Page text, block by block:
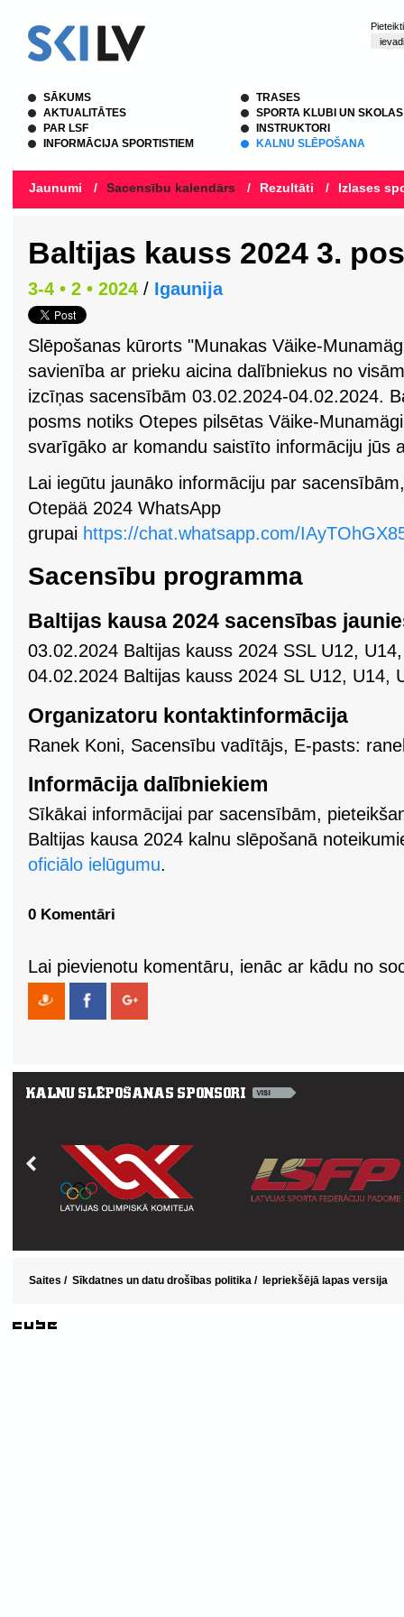
SĀKUMS
AKTUALITĀTES
PAR LSF
INFORMĀCIJA SPORTISTIEM
TRASES
SPORTA KLUBI UN SKOLAS
INSTRUKTORI
KALNU SLĒPOŠANA
Jaunumi / Sacensību kalendārs / Rezultāti / Izlases
Baltijas kauss 2024 3.
3-4 • 2 • 2024 / Igaunija
Slēpošanas kūrorts "Munakas Väike-
savienība ar prieku aicina dalībniekus no
izcīņas sacensībām 03.02.2024-04.02.2024.
posms notiks Otepes pilsētas Väike-
svarīgāko ar komandu saistīto informāciju jūs
Lai iegūtu jaunāko informāciju par
Otepää 2024 WhatsApp
grupai https://chat.whatsapp.com/
Sacensību programma
Baltijas kausa 2024 sacensības
03.02.2024 Baltijas kauss 2024 SSL U12,
04.02.2024 Baltijas kauss 2024 SL U12, U14,
Organizatoru kontaktinformācija
Ranek Koni, Sacensību vadītājs, E-pasts:
Informācija dalībniekiem
Sīkākai informācijai par sacensībām,
Baltijas kausa 2024 kalnu slēpošanā
oficiālo ielūgumu.
0 Komentāri
Lai pievienotu komentāru, ienāc ar kādu no
Saites / Sīkdatnes un datu drošības politika / Iepriekšējā lapas versija